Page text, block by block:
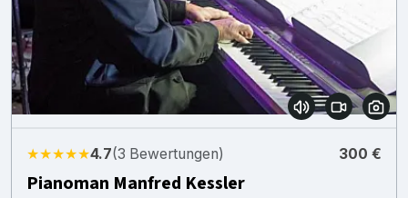
★★★★★4.7(3 Bewertungen) 300 €
Pianoman Manfred Kessler